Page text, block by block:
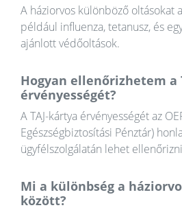
A háziorvos különböző oltásokat
például influenza, tetanusz, és
ajánlott védőoltások.
Hogyan ellenőrizhetem a
érvényességét?
A TAJ-kártya érvényességét az
Egészségbiztosítási Pénztár)
ügyfélszolgálatán lehet
Mi a különbség a
között?